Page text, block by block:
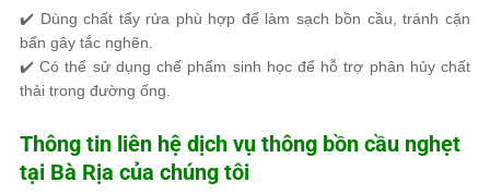
✔️ Dùng chất tẩy rửa phù hợp để làm sạch bồn cầu, tránh cặn
bẩn gây tắc nghẽn.
✔️ Có thể sử dụngchế phẩm sinh họcđể hỗ trợ phân hủy chất
thải trong đường ống.
Thông tin liên hệ dịch vụ thông bồn cầu nghẹt
tại Bà Rịa của chúng tôi